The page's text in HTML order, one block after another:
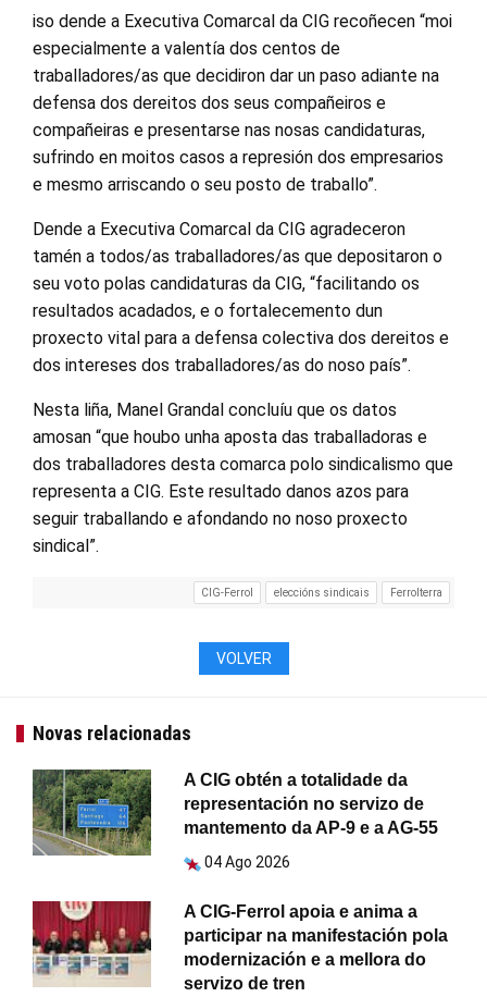
iso dende a Executiva Comarcal da CIG recoñecen “moi
especialmente a valentía dos centos de
traballadores/as que decidiron dar un paso adiante na
defensa dos dereitos dos seus compañeiros e
compañeiras e presentarse nas nosas candidaturas,
sufrindo en moitos casos a represión dos empresarios
e mesmo arriscando o seu posto de traballo”.
Dende a Executiva Comarcal da CIG agradeceron
tamén a todos/as traballadores/as que depositaron o
seu voto polas candidaturas da CIG, “facilitando os
resultados acadados, e o fortalecemento dun
proxecto vital para a defensa colectiva dos dereitos e
dos intereses dos traballadores/as do noso país”.
Nesta liña, Manel Grandal concluíu que os datos
amosan “que houbo unha aposta das traballadoras e
dos traballadores desta comarca polo sindicalismo que
representa a CIG. Este resultado danos azos para
seguir traballando e afondando no noso proxecto
sindical”.
CIG-Ferrol eleccións sindicais Ferrolterra
VOLVER
Novas relacionadas
A CIG obtén a totalidade da
representación no servizo de
mantemento da AP-9 e a AG-55
04 Ago 2026
A CIG-Ferrol apoia e anima a
participar na manifestación pola
modernización e a mellora do
servizo de tren